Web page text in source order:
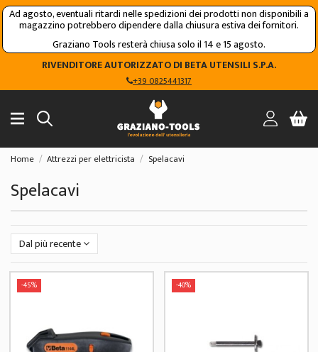
Ad agosto, eventuali ritardi nelle spedizioni dei prodotti non disponibili a
magazzino potrebbero dipendere dalla chiusura estiva dei fornitori.
Graziano Tools resterà chiusa solo il 14 e 15 agosto.
RIVENDITORE AUTORIZZATO DI BETA UTENSILI S.P.A.
+39 0825441317
Home Attrezzi per elettricista Spelacavi
Spelacavi
Dal più recente
-45% -40%